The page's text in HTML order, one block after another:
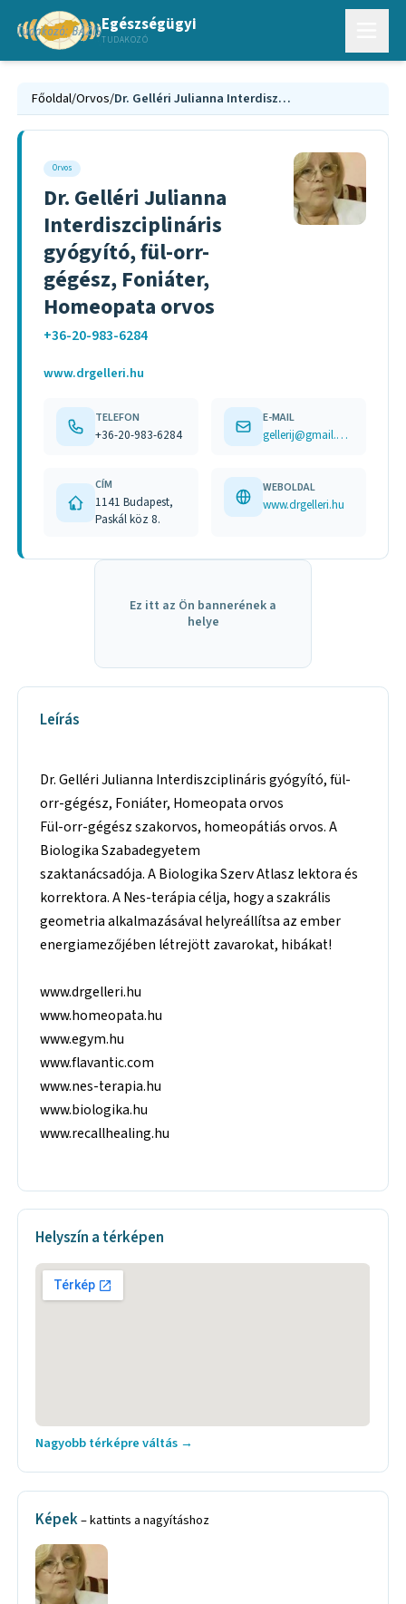
Egészségügyi
TUDAKOZÓ
Főoldal/Orvos/ Dr. Gelléri Julianna Interdiszciplináris gyógyító, fül-orr-gégész, Foniáter, Homeopata orvos
Orvos
Dr. Gelléri Julianna
Interdiszciplináris
gyógyító, fül-orr-
gégész, Foniáter,
Homeopata orvos
+36-20-983-6284
www.drgelleri.hu
TELEFON
+36-20-983-6284
E-MAIL
gellerij@gmail.com
CÍM
1141 Budapest,
Paskál köz 8.
WEBOLDAL
www.drgelleri.hu
Ez itt az Ön bannerének a
helye
Leírás
Dr. Gelléri Julianna Interdiszciplináris gyógyító, fül-
orr-gégész, Foniáter, Homeopata orvos
Fül-orr-gégész szakorvos, homeopátiás orvos. A
Biologika Szabadegyetem
szaktanácsadója. A Biologika Szerv Atlasz lektora és
korrektora. A Nes-terápia célja, hogy a szakrális
geometria alkalmazásával helyreállítsa az ember
energiamezőjében létrejött zavarokat, hibákat!
www.drgelleri.hu
www.homeopata.hu
www.egym.hu
www.flavantic.com
www.nes-terapia.hu
www.biologika.hu
www.recallhealing.hu
Helyszín a térképen
Nagyobb térképre váltás →
Képek– kattints a nagyításhoz